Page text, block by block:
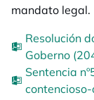
mandato legal.
Resolución
Goberno
Sentencia